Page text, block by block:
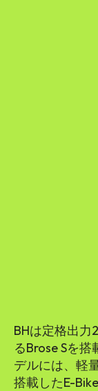
BHは定格出
るBrose Sを
デルには、軽
搭載したE-